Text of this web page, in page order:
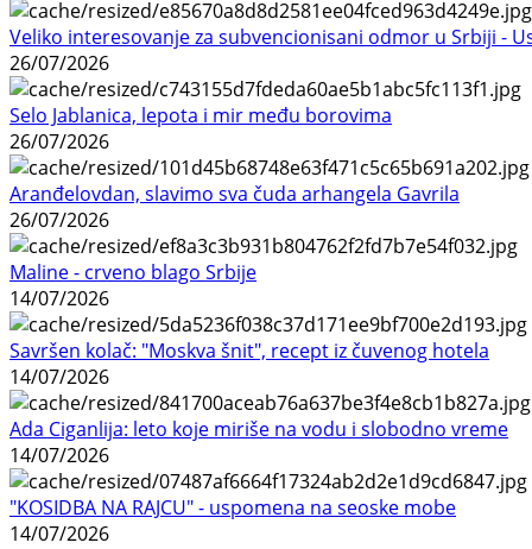
Veliko interesovanje za subvencionisani odmor u Srbiji -
26/07/2026
Selo Jablanica, lepota i mir među borovima
26/07/2026
Aranđelovdan, slavimo sva čuda arhangela Gavrila
26/07/2026
Maline - crveno blago Srbije
14/07/2026
Savršen kolač: "Moskva šnit", recept iz čuvenog hotela
14/07/2026
Ada Ciganlija: leto koje miriše na vodu i slobodno vreme
14/07/2026
"KOSIDBA NA RAJCU" - uspomena na seoske mobe
14/07/2026